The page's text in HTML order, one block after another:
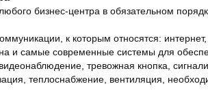
бизнес-центра в обязательном
к которым относятся:
и самые современные системы для
тревожная кнопка,
теплоснабжение, вентиляция,